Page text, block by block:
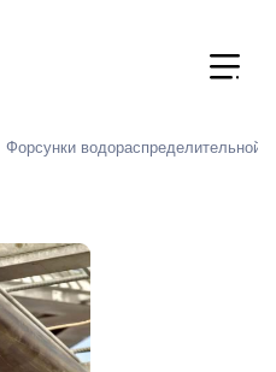
Форсунки водораспределительной